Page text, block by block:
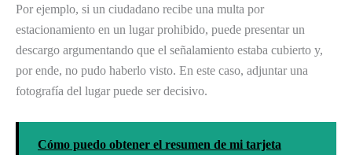
Por ejemplo, si un ciudadano recibe una multa por
estacionamiento en un lugar prohibido, puede presentar un
descargo argumentando que el señalamiento estaba cubierto y,
por ende, no pudo haberlo visto. En este caso, adjuntar una
fotografía del lugar puede ser decisivo.
Cómo puedo obtener el resumen de mi tarjeta